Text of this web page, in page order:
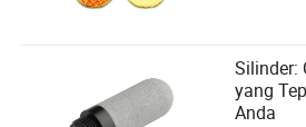
Silinder:
yang
Anda